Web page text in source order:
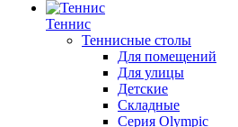
Теннис
Теннисные столы
Для помещений
Для улицы
Детские
Складные
Серия Olympic